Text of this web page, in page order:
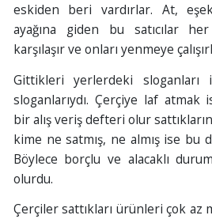
eskiden beri vardırlar. At,
ayağına giden bu satıcılar
karşılaşır ve onları yenmeye
Gittikleri yerlerdeki sloganları
sloganlarıydı. Çerçiye laf atmak
bir alış veriş defteri olur
kime ne satmış, ne almış ise bu
Böylece borçlu ve alacaklı
olurdu.
Çerçiler sattıkları ürünleri çok az